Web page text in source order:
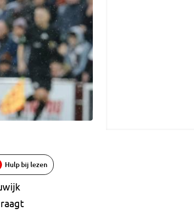
Hulp bij lezen